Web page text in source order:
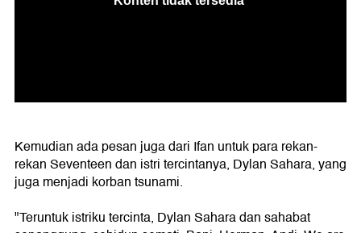
Kemudian ada pesan juga dari Ifan untuk para rekan-
rekan Seventeen dan istri tercintanya, Dylan Sahara, yang
juga menjadi korban tsunami.
"Teruntuk istriku tercinta, Dylan Sahara dan sahabat